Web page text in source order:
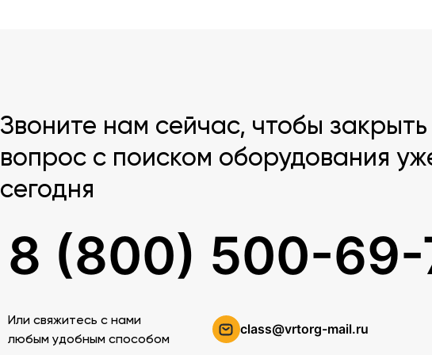
Звоните нам сейчас, чтобы закрыть
вопрос с поиском оборудования
сегодня
8 (800) 500-69-
Или свяжитесь c нами
любым удобным способом
class@vrtorg-mail.ru